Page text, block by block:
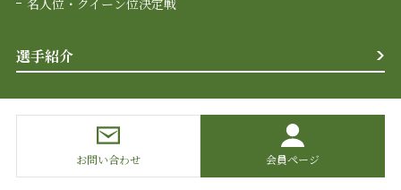
選手紹介
お問い合わせ 会員ページ